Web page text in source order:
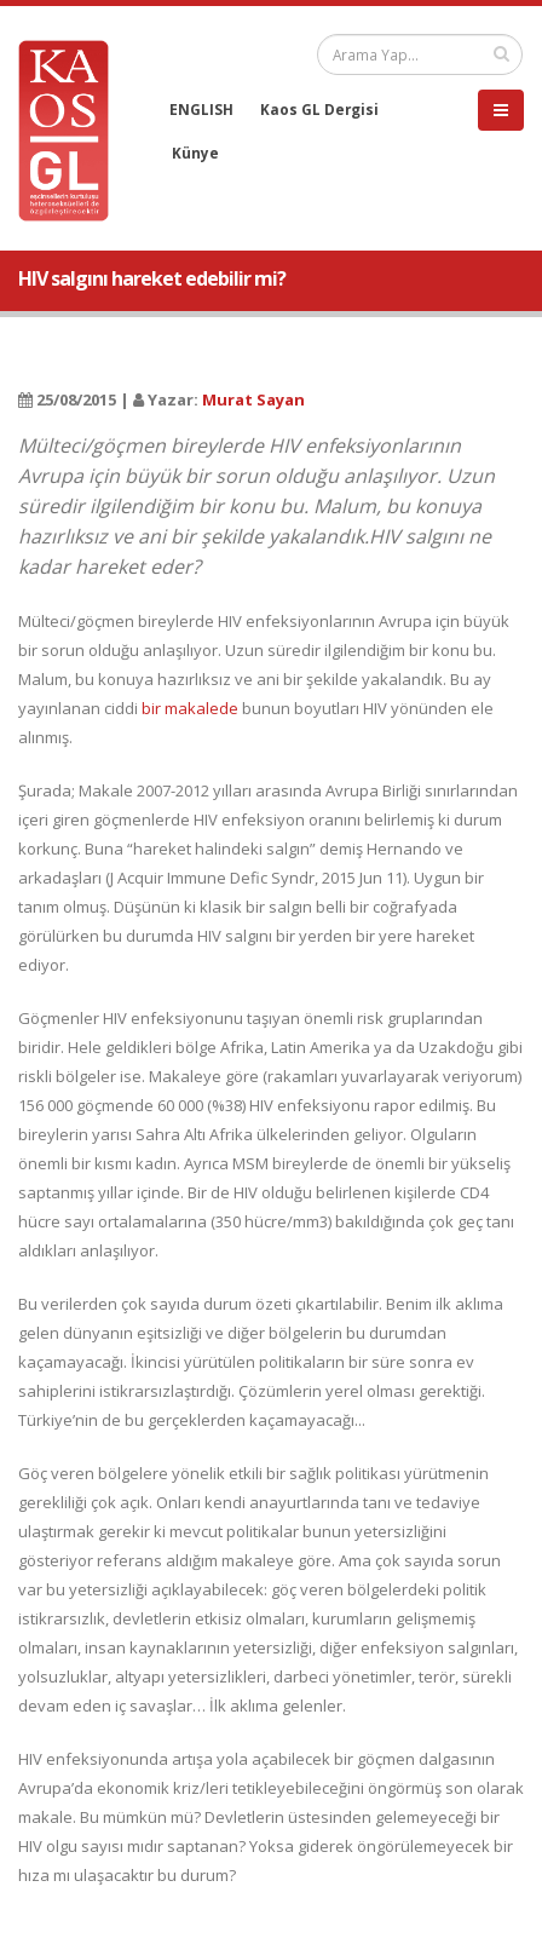
ENGLISH Kaos GL Dergisi
Künye
HIV salgını hareket edebilir mi?
25/08/2015 | Yazar: Murat Sayan
Mülteci/göçmen bireylerde HIV enfeksiyonlarının
Avrupa için büyük bir sorun olduğu anlaşılıyor. Uzun
süredir ilgilendiğim bir konu bu. Malum, bu konuya
hazırlıksız ve ani bir şekilde yakalandık.HIV salgını ne
kadar hareket eder?
Mülteci/göçmen bireylerde HIV enfeksiyonlarının Avrupa için büyük
bir sorun olduğu anlaşılıyor. Uzun süredir ilgilendiğim bir konu bu.
Malum, bu konuya hazırlıksız ve ani bir şekilde yakalandık. Bu ay
yayınlanan ciddi bir makalede bunun boyutları HIV yönünden ele
alınmış.
Şurada; Makale 2007-2012 yılları arasında Avrupa Birliği sınırlarından
içeri giren göçmenlerde HIV enfeksiyon oranını belirlemiş ki durum
korkunç. Buna “hareket halindeki salgın” demiş Hernando ve
arkadaşları (J Acquir Immune Defic Syndr, 2015 Jun 11). Uygun bir
tanım olmuş. Düşünün ki klasik bir salgın belli bir coğrafyada
görülürken bu durumda HIV salgını bir yerden bir yere hareket
ediyor.
Göçmenler HIV enfeksiyonunu taşıyan önemli risk gruplarından
biridir. Hele geldikleri bölge Afrika, Latin Amerika ya da Uzakdoğu gibi
riskli bölgeler ise. Makaleye göre (rakamları yuvarlayarak veriyorum)
156 000 göçmende 60 000 (%38) HIV enfeksiyonu rapor edilmiş. Bu
bireylerin yarısı Sahra Altı Afrika ülkelerinden geliyor. Olguların
önemli bir kısmı kadın. Ayrıca MSM bireylerde de önemli bir yükseliş
saptanmış yıllar içinde. Bir de HIV olduğu belirlenen kişilerde CD4
hücre sayı ortalamalarına (350 hücre/mm3) bakıldığında çok geç tanı
aldıkları anlaşılıyor.
Bu verilerden çok sayıda durum özeti çıkartılabilir. Benim ilk aklıma
gelen dünyanın eşitsizliği ve diğer bölgelerin bu durumdan
kaçamayacağı. İkincisi yürütülen politikaların bir süre sonra ev
sahiplerini istikrarsızlaştırdığı. Çözümlerin yerel olması gerektiği.
Türkiye’nin de bu gerçeklerden kaçamayacağı...
Göç veren bölgelere yönelik etkili bir sağlık politikası yürütmenin
gerekliliği çok açık. Onları kendi anayurtlarında tanı ve tedaviye
ulaştırmak gerekir ki mevcut politikalar bunun yetersizliğini
gösteriyor referans aldığım makaleye göre. Ama çok sayıda sorun
var bu yetersizliği açıklayabilecek: göç veren bölgelerdeki politik
istikrarsızlık, devletlerin etkisiz olmaları, kurumların gelişmemiş
olmaları, insan kaynaklarının yetersizliği, diğer enfeksiyon salgınları,
yolsuzluklar, altyapı yetersizlikleri, darbeci yönetimler, terör, sürekli
devam eden iç savaşlar… İlk aklıma gelenler.
HIV enfeksiyonunda artışa yola açabilecek bir göçmen dalgasının
Avrupa’da ekonomik kriz/leri tetikleyebileceğini öngörmüş son olarak
makale. Bu mümkün mü? Devletlerin üstesinden gelemeyeceği bir
HIV olgu sayısı mıdır saptanan? Yoksa giderek öngörülemeyecek bir
hıza mı ulaşacaktır bu durum?